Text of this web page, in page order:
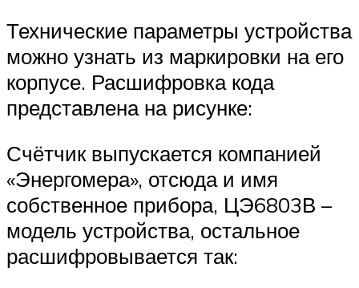
Технические параметры устройства
можно узнать из маркировки на его
корпусе. Расшифровка кода
представлена на рисунке:
Счётчик выпускается компанией
«Энергомера», отсюда и имя
собственное прибора, ЦЭ6803В –
модель устройства, остальное
расшифровывается так: